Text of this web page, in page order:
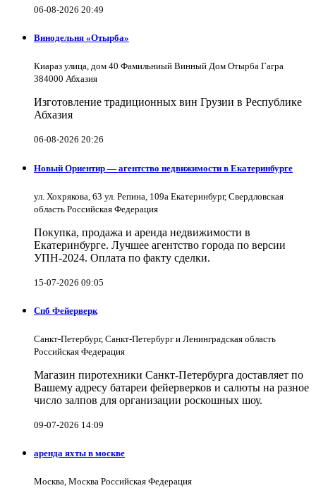
06-08-2026 20:49
Винодельня «Отырба»
Киараз улица, дом 40 Фамильниый Винный Дом Отырба Гагра
384000 Абхазия
Изготовление традиционных вин Грузии в Республике
Абхазия
06-08-2026 20:26
Новый Ориентир — агентство недвижимости в Екатеринбурге
ул. Хохрякова, 63 ул. Репина, 109a Екатеринбург, Свердловская
область Российская Федерация
Покупка, продажа и аренда недвижимости в
Екатеринбурге. Лучшее агентство города по версии
УПН-2024. Оплата по факту сделки.
15-07-2026 09:05
Спб Фейерверк
Санкт-Петербург, Санкт-Петербург и Ленинградская область
Российская Федерация
Магазин пиротехники Санкт-Петербурга доставляет по
Вашему адресу батареи фейерверков и салюты на разное
число залпов для организации роскошных шоу.
09-07-2026 14:09
аренда яхты в москве
Москва, Москва Российская Федерация